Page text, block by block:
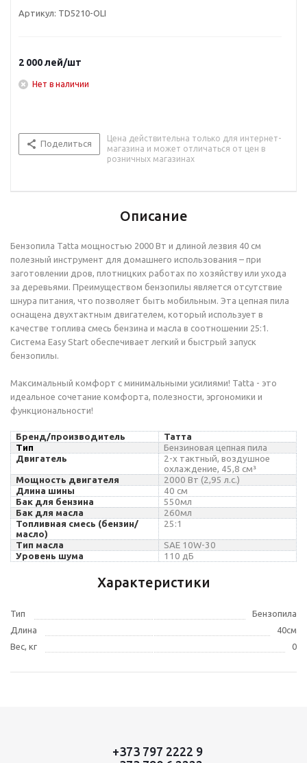
Артикул: TD5210-OLI
2 000лей/шт
Нет в наличии
Поделиться
Цена действительна только для интернет-
магазина и может отличаться от цен в
розничных магазинах
Описание
Бензопила Tatta мощностью 2000 Вт и длиной лезвия 40 см
полезный инструмент для домашнего использования – при
заготовлении дров, плотницких работах по хозяйству или ухода
за деревьями. Преимуществом бензопилы является отсутствие
шнура питания, что позволяет быть мобильным. Эта цепная пила
оснащена двухтактным двигателем, который использует в
качестве топлива смесь бензина и масла в соотношении 25:1.
Система Easy Start обеспечивает легкий и быстрый запуск
бензопилы.
Максимальный комфорт с минимальными усилиями! Tatta - это
идеальное сочетание комфорта, полезности, эргономики и
функциональности!
Бренд/производитель
Татта
Тип
Бензиновая цепная пила
Двигатель
2-х тактный, воздушное
охлаждение, 45,8 см³
Мощность двигателя
2000 Вт (2,95 л.с.)
Длина шины
40 см
Бак для бензина
550мл
Бак для масла
260мл
Топливная смесь (бензин/
масло)
25:1
Тип масла
SAE 10W-30
Уровень шума
110 дБ
Характеристики
Тип
Бензопила
Длина
40см
Вес, кг
0
+373 797 2222 9